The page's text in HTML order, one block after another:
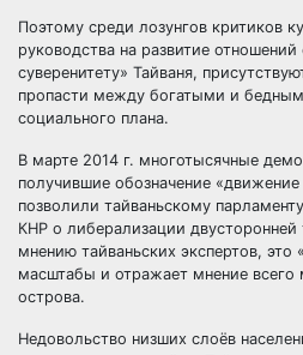
Поэтому среди лозунгов критиков
руководства на развитие
суверенитету» Тайваня,
пропасти между богатыми и
социального плана.
В марте 2014 г. многотысячные
получившие обозначение
позволили тайваньскому
КНР о либерализации двусторонней
мнению тайваньских экспертов,
масштабы и отражает мнение всего
острова.
Недовольство низших слоёв